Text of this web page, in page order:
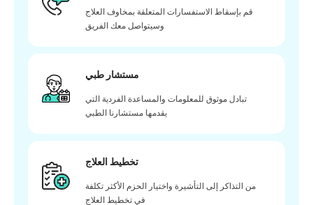
قم بإسقاط الاستفسارات المتعلقة بمخاوف العلاج
وسيتواصل معك الفريق
مستشار طبي
تبادل موثوق للمعلومات والمساعدة الفردية التي
يقدمها مستشارنا الطبي
تخطيط العلاج
من التذاكر إلى التأشيرة واختيار الحزم الأكثر تكلفة
في تخطيط العلاج